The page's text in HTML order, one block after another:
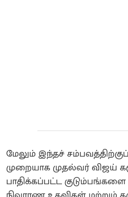
மேலும் இந்தச்
முறையாக முதல்வர் விஜய்
பாதிக்கப்பட்ட குடும்பங்களை